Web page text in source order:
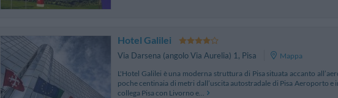
Hotel Galilei
Via Darsena (angolo Via Aurelia) 1, Pisa
Mappa
L'Hotel Galilei è una moderna struttura di Pisa situata accanto
poche centinaia di metri dall’uscita autostradale di Pisa Aeroporto
collega Pisa con Livorno e...